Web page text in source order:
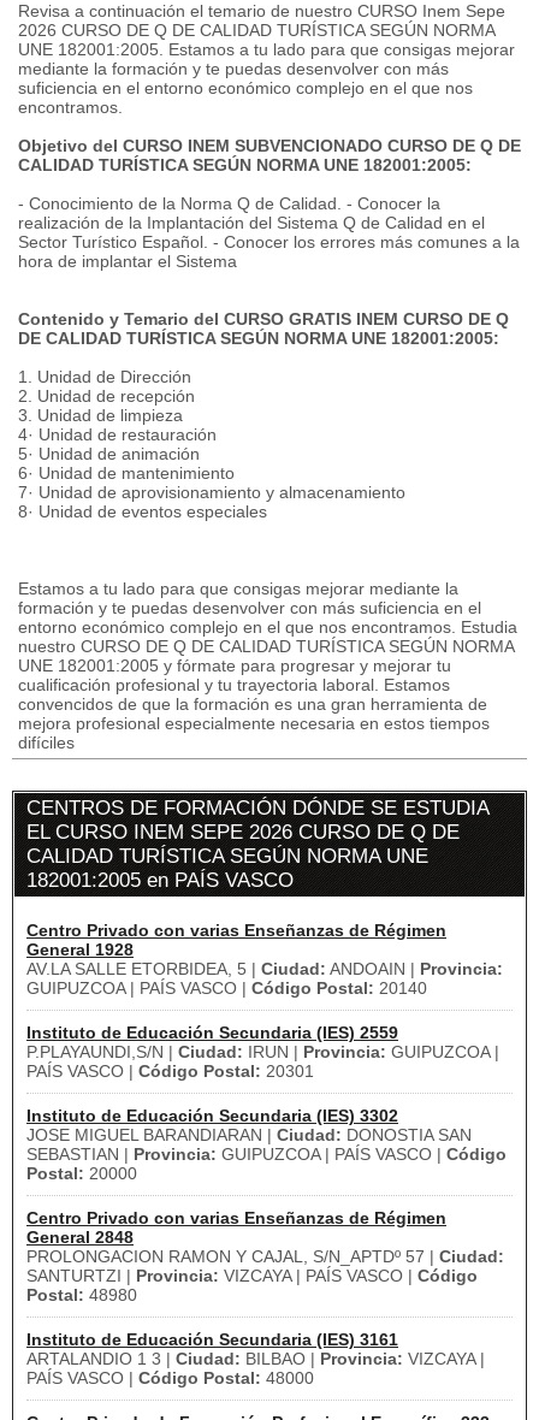
Revisa a continuación el temario de nuestro CURSO Inem Sepe
2026 CURSO DE Q DE CALIDAD TURÍSTICA SEGÚN NORMA
UNE 182001:2005. Estamos a tu lado para que consigas mejorar
mediante la formación y te puedas desenvolver con más
suficiencia en el entorno económico complejo en el que nos
encontramos.
Objetivo del CURSO INEM SUBVENCIONADO CURSO DE Q DE
CALIDAD TURÍSTICA SEGÚN NORMA UNE 182001:2005:
- Conocimiento de la Norma Q de Calidad. - Conocer la
realización de la Implantación del Sistema Q de Calidad en el
Sector Turístico Español. - Conocer los errores más comunes a la
hora de implantar el Sistema
Contenido y Temario del CURSO GRATIS INEM CURSO DE Q
DE CALIDAD TURÍSTICA SEGÚN NORMA UNE 182001:2005:
1. Unidad de Dirección
2. Unidad de recepción
3. Unidad de limpieza
4· Unidad de restauración
5· Unidad de animación
6· Unidad de mantenimiento
7· Unidad de aprovisionamiento y almacenamiento
8· Unidad de eventos especiales
Estamos a tu lado para que consigas mejorar mediante la
formación y te puedas desenvolver con más suficiencia en el
entorno económico complejo en el que nos encontramos. Estudia
nuestro CURSO DE Q DE CALIDAD TURÍSTICA SEGÚN NORMA
UNE 182001:2005 y fórmate para progresar y mejorar tu
cualificación profesional y tu trayectoria laboral. Estamos
convencidos de que la formación es una gran herramienta de
mejora profesional especialmente necesaria en estos tiempos
difíciles
CENTROS DE FORMACIÓN DÓNDE SE ESTUDIA
EL CURSO INEM SEPE 2026 CURSO DE Q DE
CALIDAD TURÍSTICA SEGÚN NORMA UNE
182001:2005 en PAÍS VASCO
Centro Privado con varias Enseñanzas de Régimen
General 1928
AV.LA SALLE ETORBIDEA, 5 | Ciudad: ANDOAIN | Provincia:
GUIPUZCOA | PAÍS VASCO | Código Postal: 20140
Instituto de Educación Secundaria (IES) 2559
P.PLAYAUNDI,S/N | Ciudad: IRUN | Provincia: GUIPUZCOA |
PAÍS VASCO | Código Postal: 20301
Instituto de Educación Secundaria (IES) 3302
JOSE MIGUEL BARANDIARAN | Ciudad: DONOSTIA SAN
SEBASTIAN | Provincia: GUIPUZCOA | PAÍS VASCO | Código
Postal: 20000
Centro Privado con varias Enseñanzas de Régimen
General 2848
PROLONGACION RAMON Y CAJAL, S/N_APTDº 57 | Ciudad:
SANTURTZI | Provincia: VIZCAYA | PAÍS VASCO | Código
Postal: 48980
Instituto de Educación Secundaria (IES) 3161
ARTALANDIO 1 3 | Ciudad: BILBAO | Provincia: VIZCAYA |
PAÍS VASCO | Código Postal: 48000